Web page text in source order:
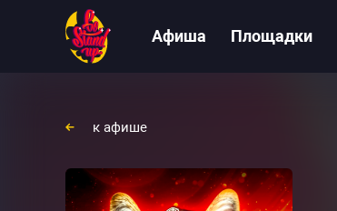
Афиша Площадки
к афише